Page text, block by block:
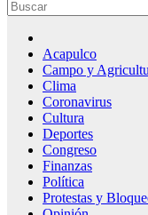
Acapulco
Campo y
Clima
Coronavirus
Cultura
Deportes
Congreso
Finanzas
Política
Protestas y